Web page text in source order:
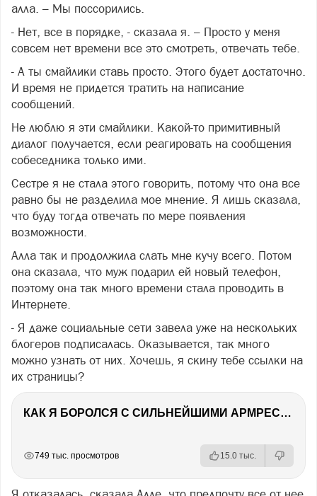
алла. – Мы поссорились.
- Нет, все в порядке, - сказала я. – Просто у меня
совсем нет времени все это смотреть, отвечать тебе.
- А ты смайлики ставь просто. Этого будет достаточно.
И время не придется тратить на написание
сообщений.
Не люблю я эти смайлики. Какой-то примитивный
диалог получается, если реагировать на сообщения
собеседника только ими.
Сестре я не стала этого говорить, потому что она все
равно бы не разделила мое мнение. Я лишь сказала,
что буду тогда отвечать по мере появления
возможности.
Алла так и продолжила слать мне кучу всего. Потом
она сказала, что муж подарил ей новый телефон,
поэтому она так много времени стала проводить в
Интернете.
- Я даже социальные сети завела уже на нескольких
блогеров подписалась. Оказывается, так много
можно узнать от них. Хочешь, я скину тебе ссылки на
их страницы?
КАК Я БОРОЛСЯ С СИЛЬНЕЙШИМИ АРМРЕСТЛЕРАМИ РОССИИ
749 тыс. просмотров 15.0 тыс.